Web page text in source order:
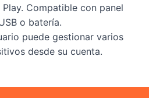
Play. Compatible con panel
o batería.
puede gestionar varios
desde su cuenta.